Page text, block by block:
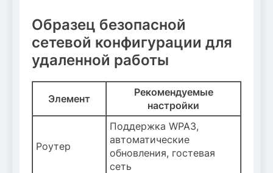
Образец безопасной
сетевой конфигурации для
удаленной работы
Элемент
Рекомендуемые
настройки
Роутер
Поддержка WPA3,
автоматические
обновления, гостевая
сеть